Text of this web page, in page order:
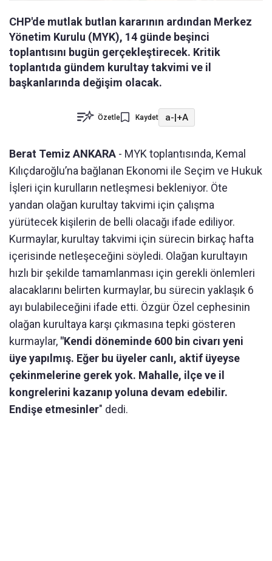
CHP'de mutlak butlan kararının ardından Merkez
Yönetim Kurulu (MYK), 14 günde beşinci
toplantısını bugün gerçekleştirecek. Kritik
toplantıda gündem kurultay takvimi ve il
başkanlarında değişim olacak.
Özetle Kaydet a-|+A
Berat Temiz ANKARA - MYK toplantısında, Kemal
Kılıçdaroğlu’na bağlanan Ekonomi ile Seçim ve Hukuk
İşleri için kurulların netleşmesi bekleniyor. Öte
yandan olağan kurultay takvimi için çalışma
yürütecek kişilerin de belli olacağı ifade ediliyor.
Kurmaylar, kurultay takvimi için sürecin birkaç hafta
içerisinde netleşeceğini söyledi. Olağan kurultayın
hızlı bir şekilde tamamlanması için gerekli önlemleri
alacaklarını belirten kurmaylar, bu sürecin yaklaşık 6
ayı bulabileceğini ifade etti. Özgür Özel cephesinin
olağan kurultaya karşı çıkmasına tepki gösteren
kurmaylar, "Kendi döneminde 600 bin civarı yeni
üye yapılmış. Eğer bu üyeler canlı, aktif üyeyse
çekinmelerine gerek yok. Mahalle, ilçe ve il
kongrelerini kazanıp yoluna devam edebilir.
Endişe etmesinler" dedi.